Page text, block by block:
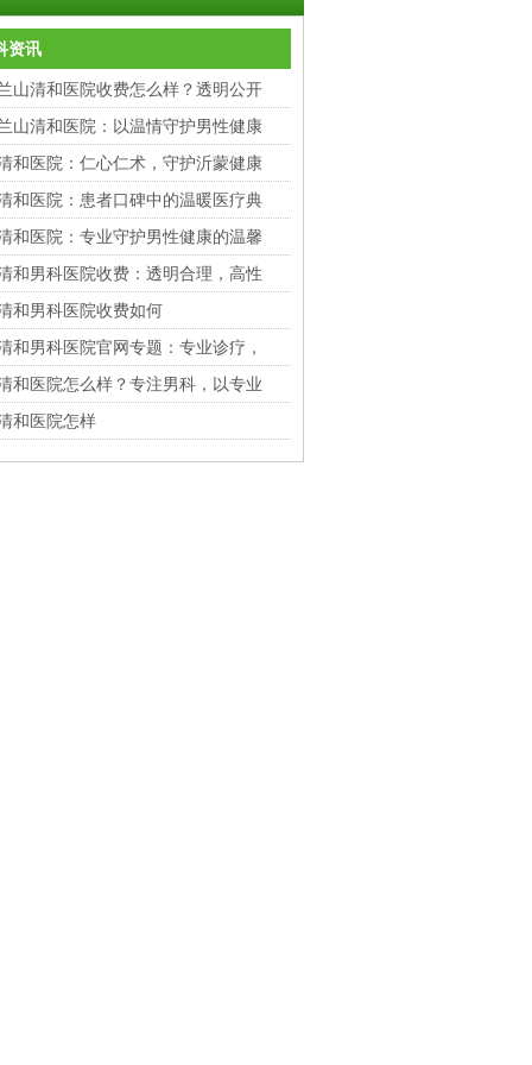
资讯
山清和医院收费怎么样？透明公开
山清和医院：以温情守护男性健康
和医院：仁心仁术，守护沂蒙健康
和医院：患者口碑中的温暖医疗典
和医院：专业守护男性健康的温馨
和男科医院收费：透明合理，高性
和男科医院收费如何
和男科医院官网专题：专业诊疗，
和医院怎么样？专注男科，以专业
和医院怎样